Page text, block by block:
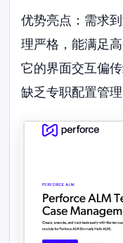
优势亮点：需求
理严格，能满足
它的界面交互偏
缺乏专职配置管